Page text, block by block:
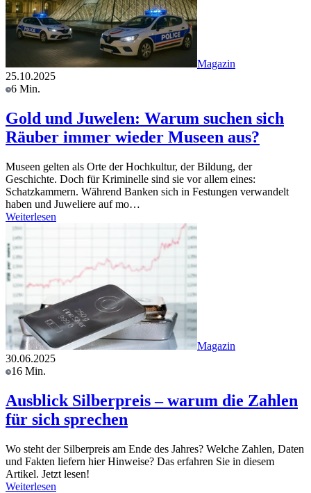
Magazin
25.10.2025
6 Min.
Gold und Juwelen: Warum suchen sich
Räuber immer wieder Museen aus?
Museen gelten als Orte der Hochkultur, der Bildung, der
Geschichte. Doch für Kriminelle sind sie vor allem eines:
Schatzkammern. Während Banken sich in Festungen verwandelt
haben und Juweliere auf mo…
Weiterlesen
Magazin
30.06.2025
16 Min.
Ausblick Silberpreis – warum die Zahlen
für sich sprechen
Wo steht der Silberpreis am Ende des Jahres? Welche Zahlen, Daten
und Fakten liefern hier Hinweise? Das erfahren Sie in diesem
Artikel. Jetzt lesen!
Weiterlesen